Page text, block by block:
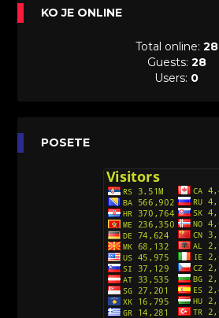
KO JE ONLINE
Total online: 28
Guests: 28
Users: 0
POSETE